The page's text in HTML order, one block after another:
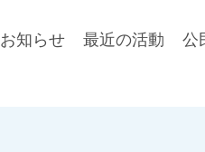
お知らせ 最近の活動 公